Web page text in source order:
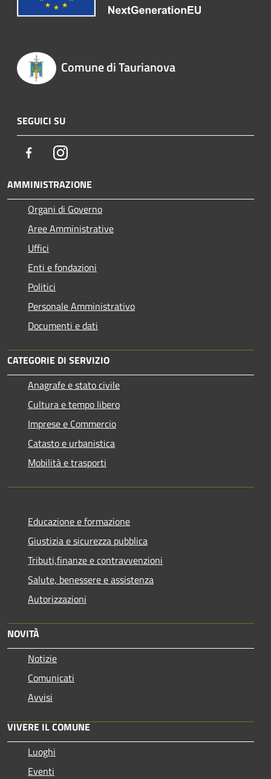
Comune di Taurianova
SEGUICI SU
FacebookInstagram
AMMINISTRAZIONE
Organi di Governo
Aree Amministrative
Uffici
Enti e fondazioni
Politici
Personale Amministrativo
Documenti e dati
CATEGORIE DI SERVIZIO
Anagrafe e stato civile
Cultura e tempo libero
Imprese e Commercio
Catasto e urbanistica
Mobilità e trasporti
Educazione e formazione
Giustizia e sicurezza pubblica
Tributi,finanze e contravvenzioni
Salute, benessere e assistenza
Autorizzazioni
NOVITÀ
Notizie
Comunicati
Avvisi
VIVERE IL COMUNE
Luoghi
Eventi